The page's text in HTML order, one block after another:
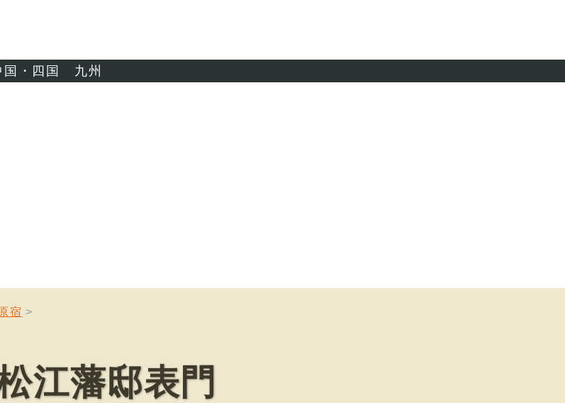
国・四国 九州
宿
松江藩邸表門